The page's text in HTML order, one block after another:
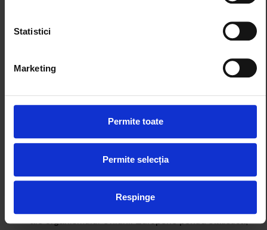
process your information.
Statistici
Marketing
Permite toate
Permite selecția
Respinge
înseamnă 15 saci de plastic pentru fiecare metru de
coastă din lume. Dacă tot acest plastic ar fi pus în
camioane, linia formată din acestea ar înconjura
planeta de 24 de ori (Jemma Jambeck, Universitatea
reciclat (Jemma Jambeck, National Geographic, 2018)
mai elementar sistem de gestiune a deșeurilor (ISWA,
Globalization and Waste Management, 2012)
Un român produce anual 254 kg de deșeuri menajere
ale organismului Uniunii Europene pentru statistică,